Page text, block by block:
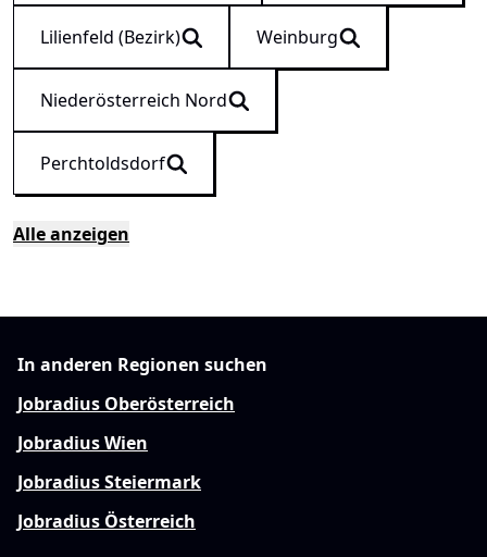
Lilienfeld (Bezirk) Weinburg
Niederösterreich Nord
Perchtoldsdorf
Alle anzeigen
In anderen Regionen suchen
Jobradius Oberösterreich
Jobradius Wien
Jobradius Steiermark
Jobradius Österreich